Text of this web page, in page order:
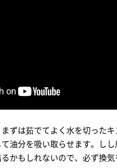
ずは茹でてよく水を切った
油分を吸い取らせます。し
かもしれないので、必ず換気